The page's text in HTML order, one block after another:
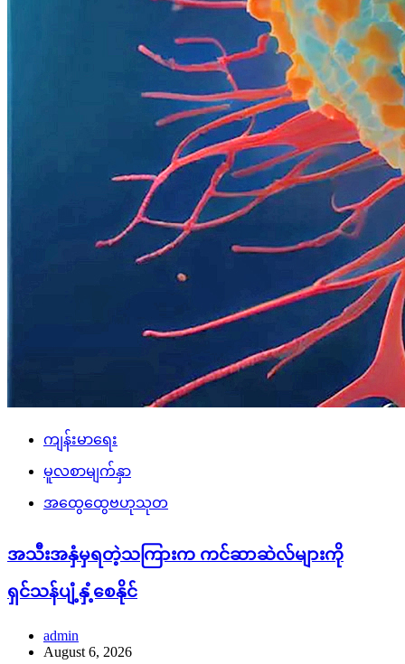
ကျန်းမာရေး
မူလစာမျက်နှာ
အထွေထွေဗဟုသုတ
အသီးအနှံမှရတဲ့သကြားက ကင်ဆာဆဲလ်များကို
ရှင်သန်ပျံ့နှံ့စေနိုင်
admin
August 6, 2026